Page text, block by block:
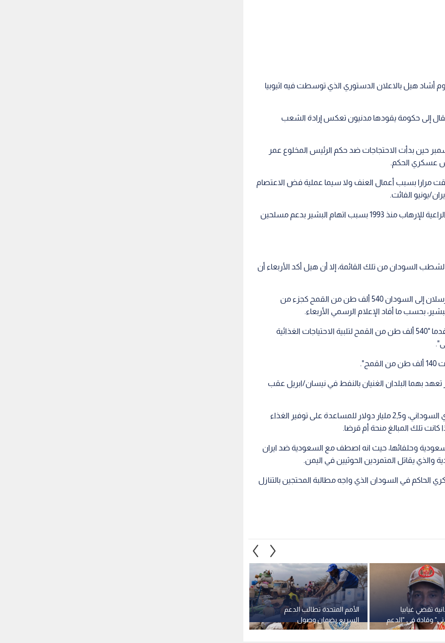
هيل بالاعلان الدستوري الذي توسطت فيه اثيوبيا
إلى حكومة يقودها مدنيون تعكس إرادة الشعب
حين بدأت الاحتجاجات ضد حكم الرئيس المخلوع عمر
عسكري الحكم.
مرارا بسبب أعمال العنف ولا سيما عملية فض الاعتصام
يونيو الفائت.
والسودان على قائمة وزارة الخارجية الأميركية للدول الراعية للإرهاب منذ 1993 بسبب اتهام البشير بدعم مسلحين
السودان من تلك القائمة، إلا أن هيل أكد الأربعاء أن
من ناحية اخرى أعلنت السعودية والامارات أنهما سترسلان إلى السودان 540 ألف طن من القمح كجزء من
بحسب ما أفاد الإعلام الرسمي الأربعاء.
وذكرت وكالتا الانباء السعودية والإماراتية أن البلدين قدما "540 ألف طن من القمح لتلبية الاحتياجات الغذائية
بقيمة 3 مليارات دولار تعهد بهما البلدان الغنيان بالنفط في نيسان/ابريل عقب
ووعد البلدان بضخ 500 مليون دولار في البنك المركزي السوداني، و2,5 مليار دولار للمساعدة على توفير الغذاء
كانت تلك المبالغ منحة أم قرضا.
وحلفائها، حيث انه اصطف مع السعودية ضد ايران
والذي يقاتل المتمردين الحوثيين في اليمن.
الحاكم في السودان الذي واجه مطالبة المحتجين بالتنازل
الأمم المتحدة تطالب الدعم
السريع بضمان وصول
المساعدات الإنسانية إلى مدينة
تقضي غيابيا
وقادة في "الدعم
الجماعية